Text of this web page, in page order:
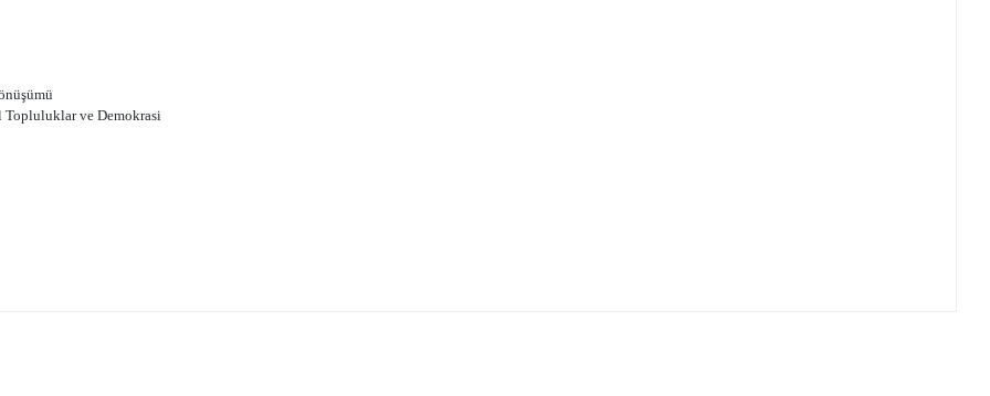
ve Demokrasi